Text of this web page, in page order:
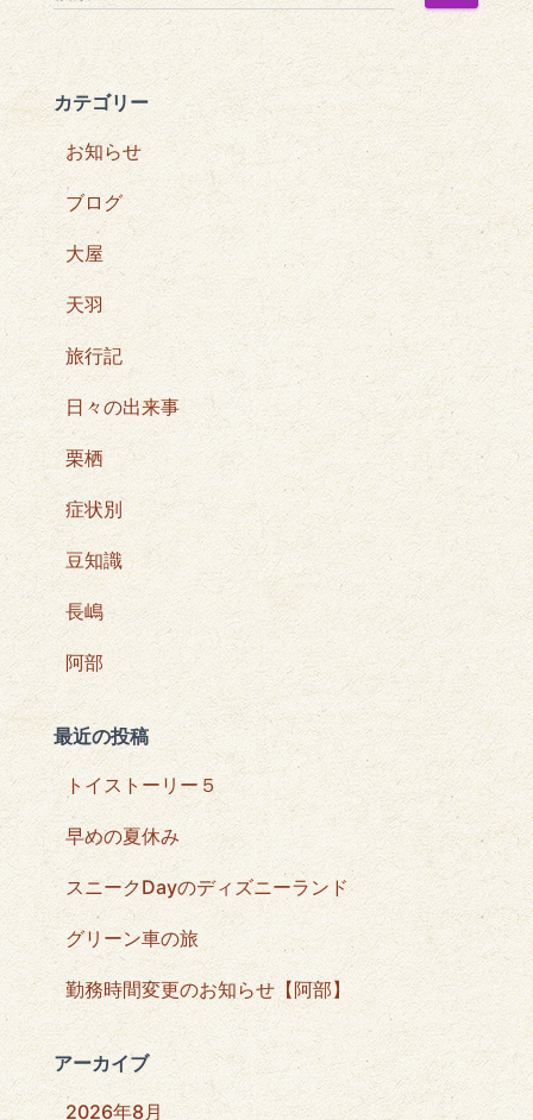
索
カテゴリー
お知らせ
ブログ
大屋
天羽
旅行記
日々の出来事
栗栖
症状別
豆知識
長嶋
阿部
最近の投稿
トイストーリー５
早めの夏休み
スニークDayのディズニーランド
グリーン車の旅
勤務時間変更のお知らせ【阿部】
アーカイブ
2026年8月